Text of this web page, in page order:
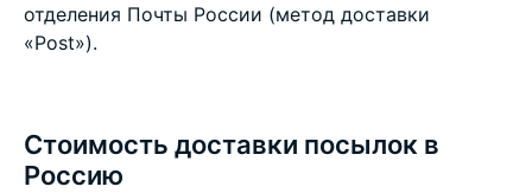
отделения Почты России (метод доставки
«Post»).
Стоимость доставки посылок в
Россию